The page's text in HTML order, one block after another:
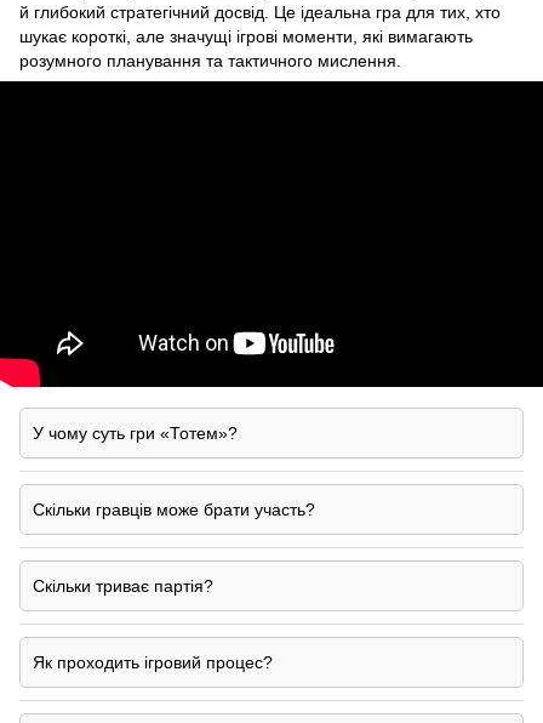
й глибокий стратегічний досвід. Це ідеальна гра для тих, хто
шукає короткі, але значущі ігрові моменти, які вимагають
розумного планування та тактичного мислення.
У чому суть гри «Тотем»?
Скільки гравців може брати участь?
Скільки триває партія?
Як проходить ігровий процес?